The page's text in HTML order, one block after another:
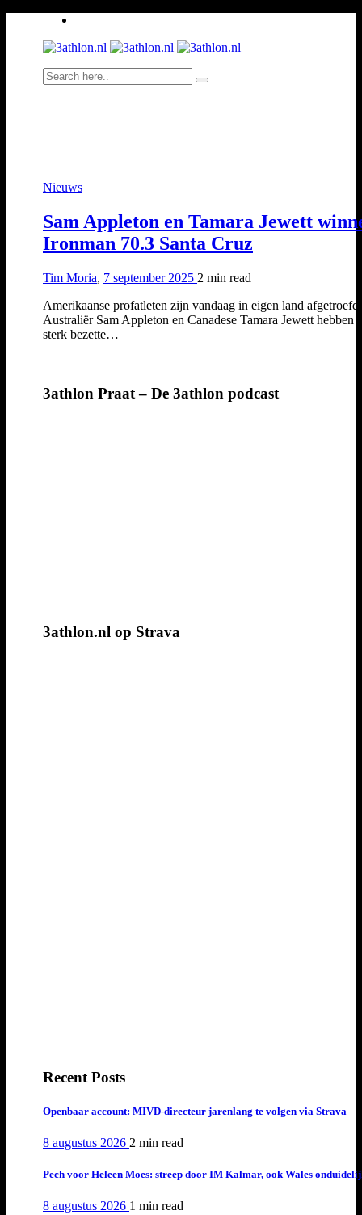
Nieuws
Sam Appleton en Tamara Jewett
Ironman 70.3 Santa Cruz
Tim Moria, 7 september 2025 2 min read
Amerikaanse profatleten zijn vandaag in eigen land
Australiër Sam Appleton en Canadese Tamara Jewett hebben
sterk bezette…
3athlon Praat – De 3athlon podcast
3athlon.nl op Strava
Recent Posts
Openbaar account: MIVD-directeur jarenlang te volgen via Strava
8 augustus 2026 2 min read
Pech voor Heleen Moes: streep door IM Kalmar, ook Wales
8 augustus 2026 1 min read